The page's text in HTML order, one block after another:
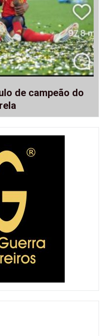
de campeão do